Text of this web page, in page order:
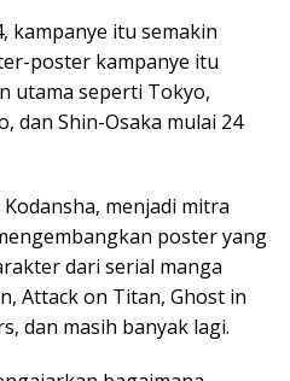
kampanye itu semakin
poster kampanye itu
utama seperti Tokyo,
dan Shin-Osaka mulai 24
menjadi mitra
poster yang
dari serial manga
Attack on Titan, Ghost in
dan masih banyak lagi.